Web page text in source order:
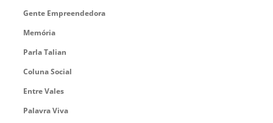
Gente Empreendedora
Memória
Parla Talian
Coluna Social
Entre Vales
Palavra Viva